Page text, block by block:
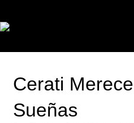
Cerati
Sueñas